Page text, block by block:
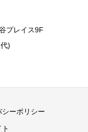
プレイス9F
)
シーポリシー